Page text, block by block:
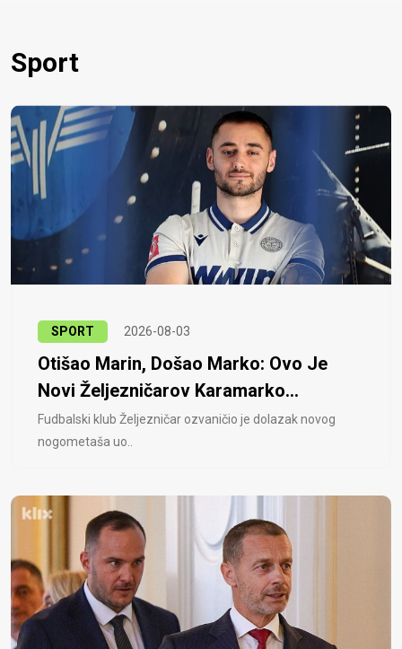
Sport
SPORT 2026-08-03
Otišao Marin, Došao Marko: Ovo Je
Novi Željezničarov Karamarko...
Fudbalski klub Željezničar ozvaničio je dolazak novog
nogometaša uo..